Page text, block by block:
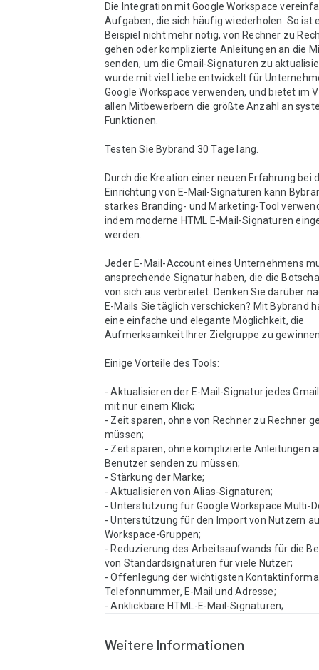
Die Integration mit Google Workspace
Aufgaben, die sich häufig wiederholen. So ist
Beispiel nicht mehr nötig, von Rechner zu
gehen oder komplizierte Anleitungen an die
senden, um die Gmail-Signaturen zu
wurde mit viel Liebe entwickelt für
Google Workspace verwenden, und bietet im
allen Mitbewerbern die größte Anzahl an
Funktionen.
Testen Sie Bybrand 30 Tage lang.
Durch die Kreation einer neuen Erfahrung bei
Einrichtung von E-Mail-Signaturen kann
starkes Branding- und Marketing-Tool
indem moderne HTML E-Mail-Signaturen
werden.
Jeder E-Mail-Account eines Unternehmens
ansprechende Signatur haben, die die
von sich aus verbreitet. Denken Sie darüber
E-Mails Sie täglich verschicken? Mit Bybrand
eine einfache und elegante Möglichkeit, die
Aufmerksamkeit Ihrer Zielgruppe zu
Einige Vorteile des Tools:
- Aktualisieren der E-Mail-Signatur jedes
mit nur einem Klick;
- Zeit sparen, ohne von Rechner zu Rechner
müssen;
- Zeit sparen, ohne komplizierte Anleitungen
Benutzer senden zu müssen;
- Stärkung der Marke;
- Aktualisieren von Alias-Signaturen;
- Unterstützung für Google Workspace Multi-
- Unterstützung für den Import von Nutzern
Workspace-Gruppen;
- Reduzierung des Arbeitsaufwands für die
von Standardsignaturen für viele Nutzer;
- Offenlegung der wichtigsten
Telefonnummer, E-Mail und Adresse;
- Anklickbare HTML-E-Mail-Signaturen;
Weitere Informationen